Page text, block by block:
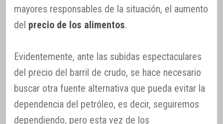
mayores responsables de la situación, el aumento
del precio de los alimentos.
Evidentemente, ante las subidas espectaculares
del precio del barril de crudo, se hace necesario
buscar otra fuente alternativa que pueda evitar la
dependencia del petróleo, es decir, seguiremos
dependiendo, pero esta vez de los